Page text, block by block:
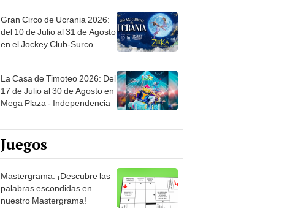
Gran Circo de Ucrania 2026:
del 10 de Julio al 31 de Agosto
en el Jockey Club-Surco
La Casa de Timoteo 2026: Del
17 de Julio al 30 de Agosto en
Mega Plaza - Independencia
Juegos
Mastergrama: ¡Descubre las
palabras escondidas en
nuestro Mastergrama!